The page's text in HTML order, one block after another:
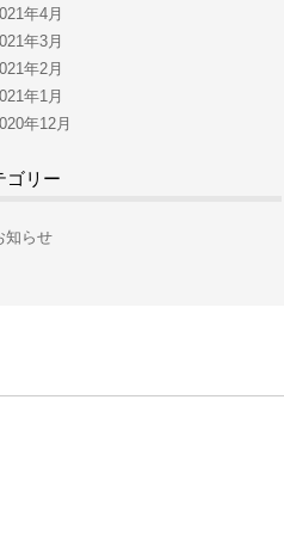
年4月
年3月
年2月
年1月
年12月
ゴリー
知らせ